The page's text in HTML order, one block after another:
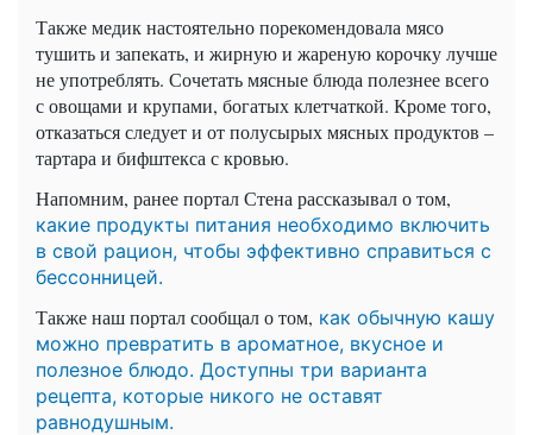
Также медик настоятельно порекомендовала мясо
тушить и запекать, и жирную и жареную корочку лучше
не употреблять. Сочетать мясные блюда полезнее всего
с овощами и крупами, богатых клетчаткой. Кроме того,
отказаться следует и от полусырых мясных продуктов –
тартара и бифштекса с кровью.
Напомним, ранее портал Стена рассказывал о том,
какие продукты питания необходимо включить
в свой рацион, чтобы эффективно справиться с
бессонницей.
Также наш портал сообщал о том, как обычную кашу
можно превратить в ароматное, вкусное и
полезное блюдо. Доступны три варианта
рецепта, которые никого не оставят
равнодушным.